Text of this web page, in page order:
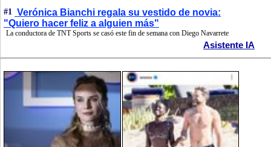
#1
Verónica Bianchi regala su vestido de novia:
"Quiero hacer feliz a alguien más"
La conductora de TNT Sports se casó este fin de semana con Diego Navarrete
Asistente IA